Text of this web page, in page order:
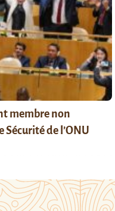
membre non
de l’ONU